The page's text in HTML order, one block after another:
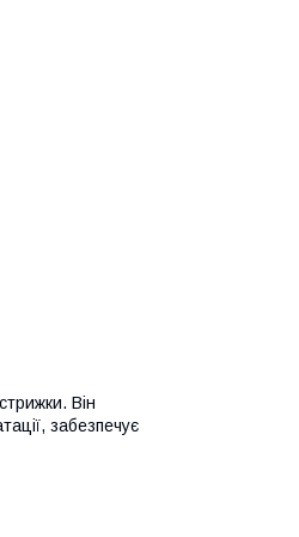
Він
забезпечує